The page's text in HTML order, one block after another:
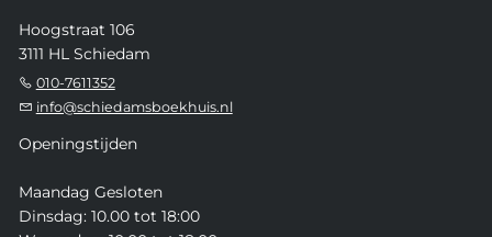
Hoogstraat 106
3111 HL Schiedam
010-7611352
info@schiedamsboekhuis.nl
Openingstijden
Maandag Gesloten
Dinsdag: 10.00 tot 18:00